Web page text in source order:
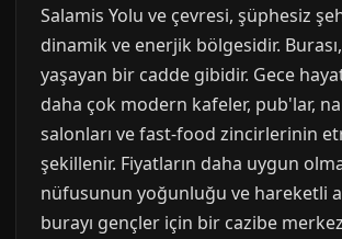
Salamis Yolu ve çevresi, şüphesiz
dinamik ve enerjik bölgesidir.
yaşayan bir cadde gibidir. Gece
daha çok modern kafeler, pub'lar,
salonları ve fast-food zincirlerinin
şekillenir. Fiyatların daha uygun
nüfusunun yoğunluğu ve hareketli
burayı gençler için bir cazibe